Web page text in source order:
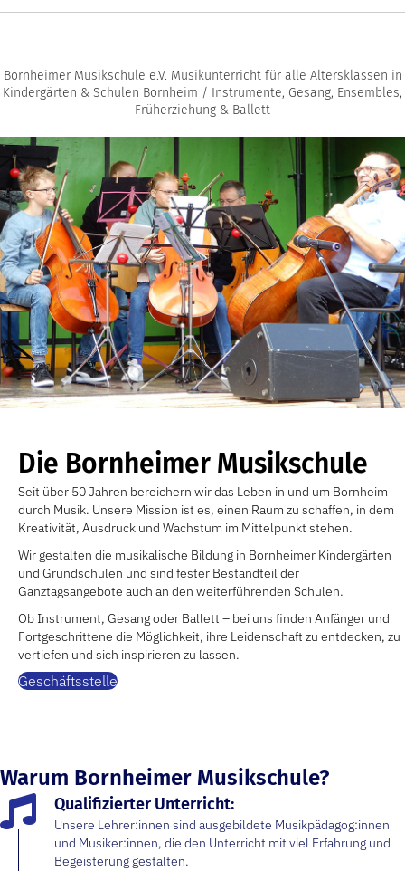
Bornheimer Musikschule e.V. Musikunterricht für alle Altersklassen in
Kindergärten & Schulen Bornheim / Instrumente, Gesang, Ensembles,
Früherziehung & Ballett
Die Bornheimer Musikschule
Seit über 50 Jahren bereichern wir das Leben in und um Bornheim
durch Musik. Unsere Mission ist es, einen Raum zu schaffen, in dem
Kreativität, Ausdruck und Wachstum im Mittelpunkt stehen.
Wir gestalten die musikalische Bildung in Bornheimer Kindergärten
und Grundschulen und sind fester Bestandteil der
Ganztagsangebote auch an den weiterführenden Schulen.
Ob Instrument, Gesang oder Ballett – bei uns finden Anfänger und
Fortgeschrittene die Möglichkeit, ihre Leidenschaft zu entdecken, zu
vertiefen und sich inspirieren zu lassen.
Geschäftsstelle
Warum Bornheimer Musikschule?
Qualifizierter Unterricht:
Unsere Lehrer:innen sind ausgebildete Musikpädagog:innen
und Musiker:innen, die den Unterricht mit viel Erfahrung und
Begeisterung gestalten.